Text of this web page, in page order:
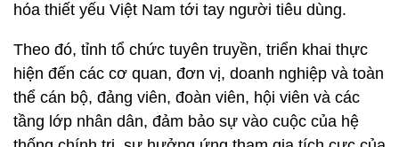
hóa thiết yếu Việt Nam tới tay người tiêu dùng.
Theo đó, tỉnh tổ chức tuyên truyền, triển khai thực
hiện đến các cơ quan, đơn vị, doanh nghiệp và toàn
thể cán bộ, đảng viên, đoàn viên, hội viên và các
tầng lớp nhân dân, đảm bảo sự vào cuộc của hệ